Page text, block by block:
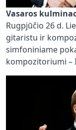
Vasaros
Rugpjūčio 26 d.
gitaristu ir
simfoniniame
kompozitoriumi –